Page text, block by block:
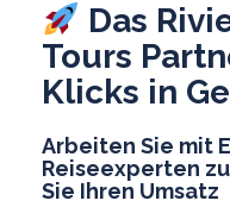
Das
Tours
Klicks in
Arbeiten Sie mit
Reiseexperten
Sie Ihren Umsatz